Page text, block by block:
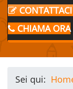
CHIAMA ORA
Sei qui: